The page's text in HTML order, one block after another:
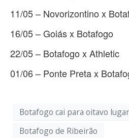
11/05 – Novorizontino x
16/05 – Goiás x Botafogo
22/05 – Botafogo x Athletic
01/06 – Ponte Preta x
Botafogo cai para oitavo lugar
Botafogo de Ribeirão